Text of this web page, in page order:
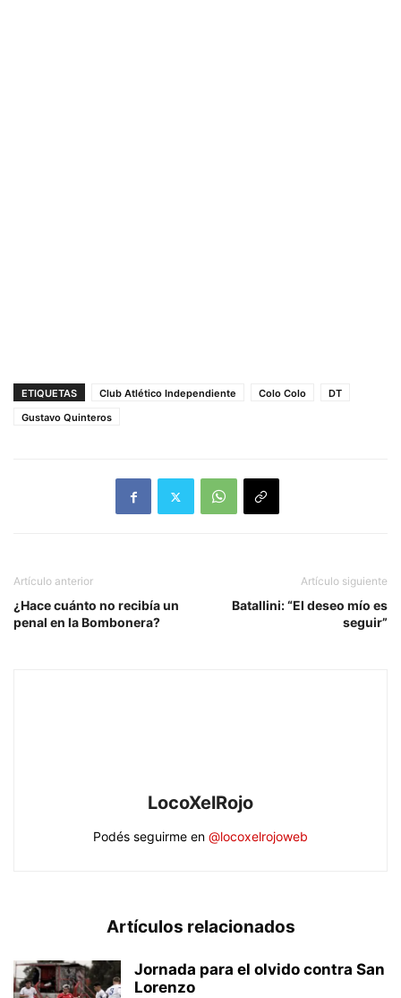
ETIQUETAS Club Atlético Independiente Colo Colo
DT
Gustavo Quinteros
Artículo anterior
¿Hace cuánto no recibía un
penal en la Bombonera?
Artículo siguiente
Batallini: “El deseo mío es
seguir”
LocoXelRojo
Podés seguirme en @locoxelrojoweb
Artículos relacionados
Jornada para el olvido contra San
Lorenzo